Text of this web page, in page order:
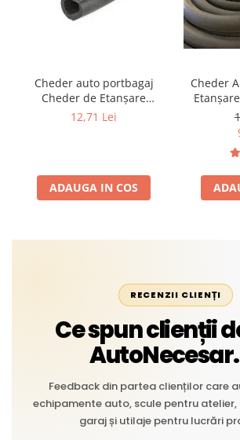
Cheder auto portbagaj
Cheder de Etanșare
Profesional din Cauciuc -
Liniar
12,71 Lei
ADAUGA IN COS
Cheder
RECENZII CLIENȚI
Ce spun clienții
Feedback din partea clienților care
echipamente auto, scule pentru
garaj și utilaje pentru lucrări